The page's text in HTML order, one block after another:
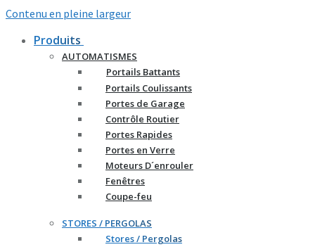
Contenu en pleine largeur
Produits
AUTOMATISMES
Portails Battants
Portails Coulissants
Portes de Garage
Contrôle Routier
Portes Rapides
Portes en Verre
Moteurs D´enrouler
Fenêtres
Coupe-feu
STORES / PERGOLAS
Stores / Pergolas